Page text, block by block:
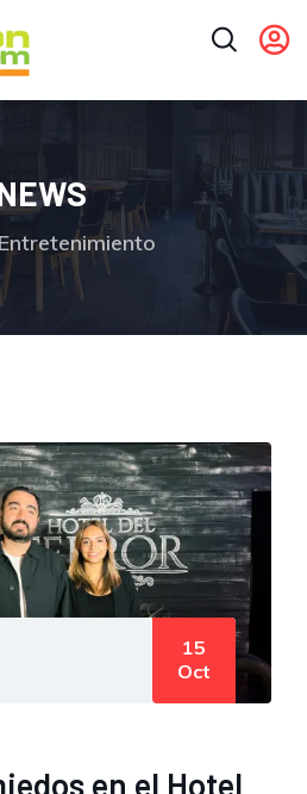
Entretenimiento
15
Oct
en el Hotel